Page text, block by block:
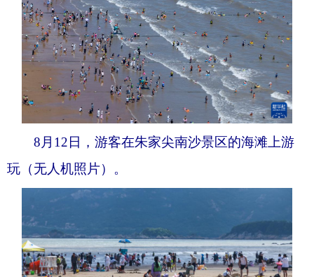
8月12日，游客在朱家尖南沙景区的海滩上游
玩（无人机照片）。